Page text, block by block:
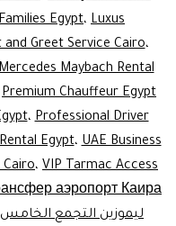
Egypt، Luxus
and Greet Service Cairo،
Maybach Rental
Premium Chauffeur Egypt
،Professional Driver
Egypt،UAE Business
، VIP Tarmac Access
аэропорт Каира
ليموزين التجمع الخامس